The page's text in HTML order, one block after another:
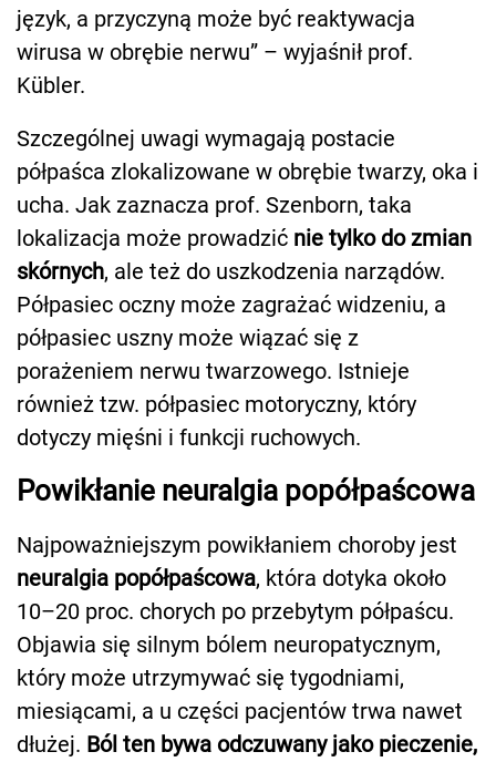
język, a przyczyną może być reaktywacja
wirusa w obrębie nerwu” – wyjaśnił prof.
Kübler.
Szczególnej uwagi wymagają postacie
półpaśca zlokalizowane w obrębie twarzy, oka i
ucha. Jak zaznacza prof. Szenborn, taka
lokalizacja może prowadzić nie tylko do zmian
skórnych, ale też do uszkodzenia narządów.
Półpasiec oczny może zagrażać widzeniu, a
półpasiec uszny może wiązać się z
porażeniem nerwu twarzowego. Istnieje
również tzw. półpasiec motoryczny, który
dotyczy mięśni i funkcji ruchowych.
Powikłanie neuralgia popółpaścowa
Najpoważniejszym powikłaniem choroby jest
neuralgia popółpaścowa, która dotyka około
10–20 proc. chorych po przebytym półpaścu.
Objawia się silnym bólem neuropatycznym,
który może utrzymywać się tygodniami,
miesiącami, a u części pacjentów trwa nawet
dłużej. Ból ten bywa odczuwany jako pieczenie,